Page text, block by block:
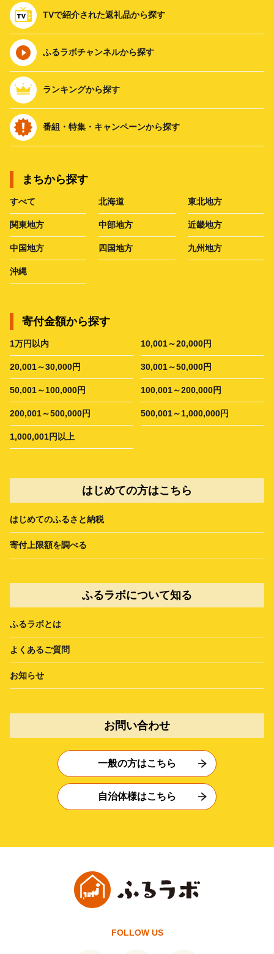
TVで紹介された返礼品から探す
ふるラボチャンネルから探す
ランキングから探す
番組・特集・キャンペーンから探す
まちから探す
すべて 北海道 東北地方
関東地方 中部地方 近畿地方
中国地方 四国地方 九州地方
沖縄
寄付金額から探す
1万円以内 10,001～20,000円
20,001～30,000円 30,001～50,000円
50,001～100,000円 100,001～200,000円
200,001～500,000円 500,001～1,000,000円
1,000,001円以上
はじめての方はこちら
はじめてのふるさと納税
寄付上限額を調べる
ふるラボについて知る
ふるラボとは
よくあるご質問
お知らせ
お問い合わせ
一般の方はこちら
自治体様はこちら
FOLLOW US